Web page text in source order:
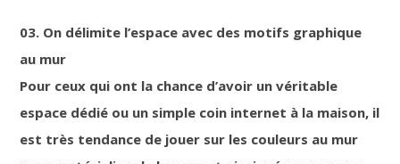
03. On délimite l’espace avec des motifs graphique
au mur
Pour ceux qui ont la chance d’avoir un véritable
espace dédié ou un simple coin internet à la maison, il
est très tendance de jouer sur les couleurs au mur